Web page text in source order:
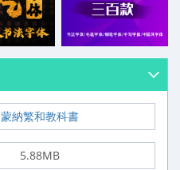
蒙納繁和教科書
5.88MB